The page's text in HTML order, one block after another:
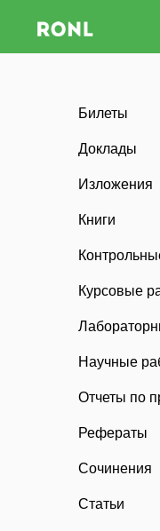
Билеты
Доклады
Изложения
Книги
Курсовые
Научные
Отчеты по
Рефераты
Сочинения
Статьи